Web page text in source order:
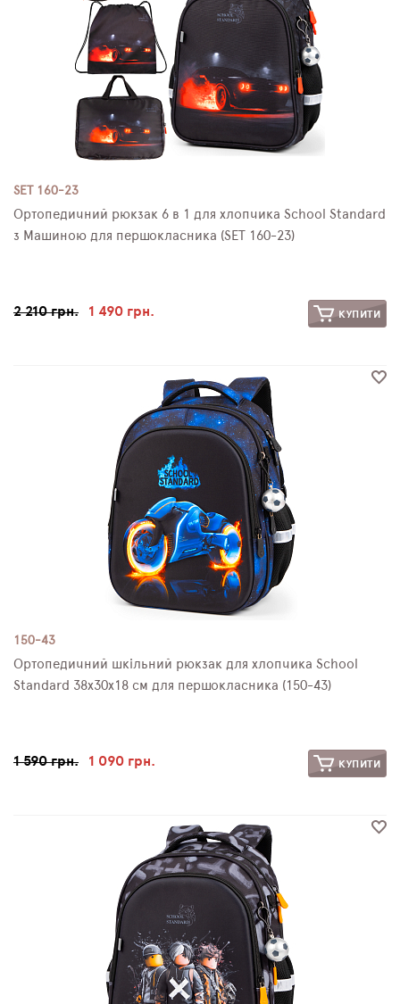
SET 160-23
Ортопедичний рюкзак 6 в 1 для хлопчика School Standard
з Машиною для першокласника (SET 160-23)
2 210 грн. 1 490 грн. КУПИТИ
150-43
Ортопедичний шкільний рюкзак для хлопчика School
Standard 38х30х18 см для першокласника (150-43)
1 590 грн. 1 090 грн. КУПИТИ